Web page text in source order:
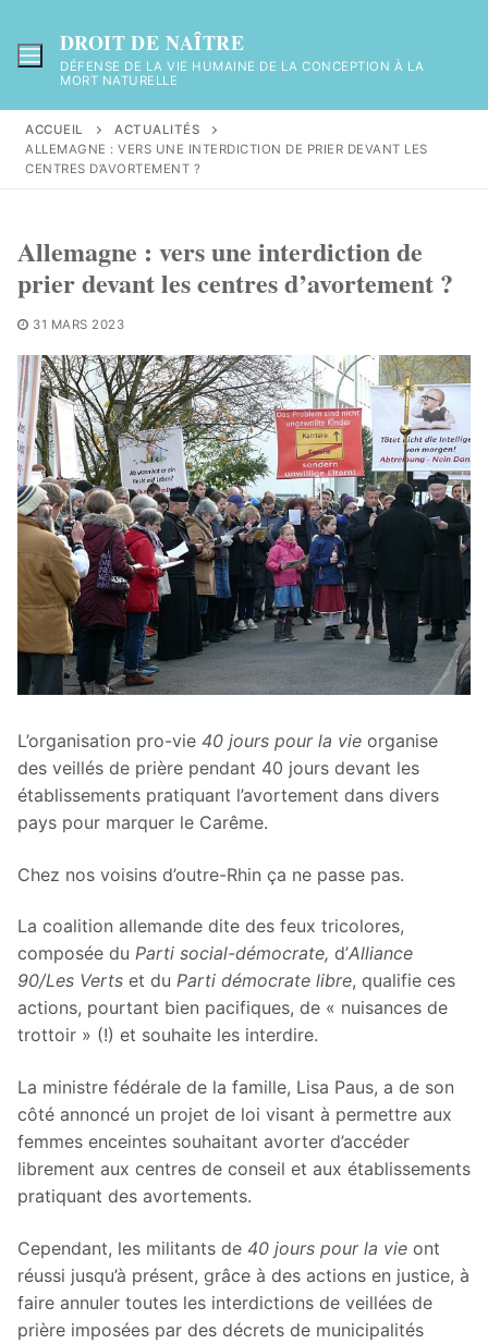
au
contenu
DROIT DE NAÎTRE
DÉFENSE DE LA VIE HUMAINE DE LA CONCEPTION À LA
MORT NATURELLE
ACCUEIL
ACTUALITÉS
ALLEMAGNE : VERS UNE INTERDICTION DE PRIER DEVANT LES
CENTRES D’AVORTEMENT ?
Allemagne : vers une interdiction de
prier devant les centres d’avortement ?
31 MARS 2023
L’organisation pro-vie 40 jours pour la vie organise
des veillés de prière pendant 40 jours devant les
établissements pratiquant l’avortement dans divers
pays pour marquer le Carême.
Chez nos voisins d’outre-Rhin ça ne passe pas.
La coalition allemande dite des feux tricolores,
composée du Parti social-démocrate, d’Alliance
90/Les Verts et du Parti démocrate libre, qualifie ces
actions, pourtant bien pacifiques, de « nuisances de
trottoir » (!) et souhaite les interdire.
La ministre fédérale de la famille, Lisa Paus, a de son
côté annoncé un projet de loi visant à permettre aux
femmes enceintes souhaitant avorter d’accéder
librement aux centres de conseil et aux établissements
pratiquant des avortements.
Cependant, les militants de 40 jours pour la vie ont
réussi jusqu’à présent, grâce à des actions en justice, à
faire annuler toutes les interdictions de veillées de
prière imposées par des décrets de municipalités